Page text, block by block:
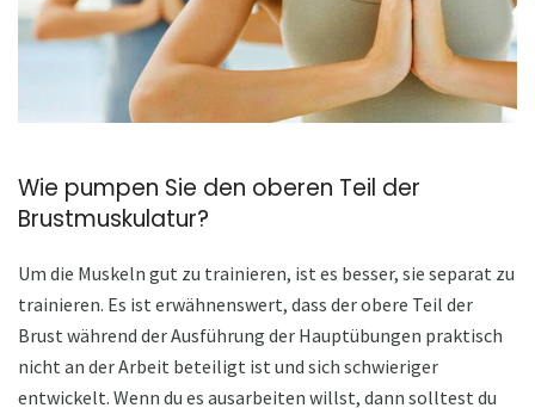
Wie pumpen Sie den oberen Teil der
Brustmuskulatur?
Um die Muskeln gut zu trainieren, ist es besser, sie separat zu
trainieren. Es ist erwähnenswert, dass der obere Teil der
Brust während der Ausführung der Hauptübungen praktisch
nicht an der Arbeit beteiligt ist und sich schwieriger
entwickelt. Wenn du es ausarbeiten willst, dann solltest du